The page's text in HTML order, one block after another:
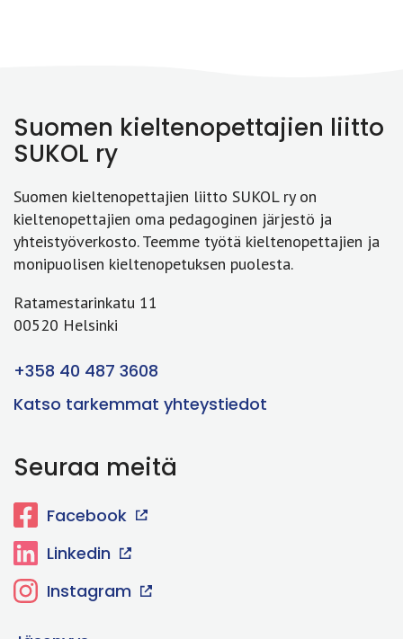
Suomen kieltenopettajien liitto
SUKOL ry
Suomen kieltenopettajien liitto SUKOL ry on
kieltenopettajien oma pedagoginen järjestö ja
yhteistyöverkosto. Teemme työtä kieltenopettajien ja
monipuolisen kieltenopetuksen puolesta.
Ratamestarinkatu 11
00520 Helsinki
+358 40 487 3608
Katso tarkemmat yhteystiedot
Seuraa meitä
Facebook
Linkedin
Instagram